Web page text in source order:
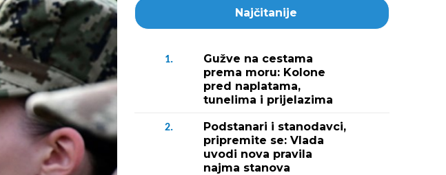
Najčitanije
1.
Gužve na cestama
prema moru: Kolone
pred naplatama,
tunelima i prijelazima
2.
Podstanari i stanodavci,
pripremite se: Vlada
uvodi nova pravila
najma stanova